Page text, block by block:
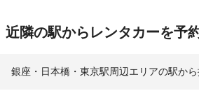
近隣の駅からレンタカーを予
銀座・日本橋・東京駅周辺エリアの駅から